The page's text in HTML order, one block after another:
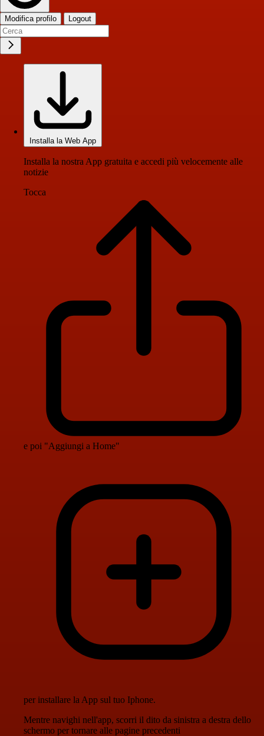
Modifica profilo Logout
Installa la Web App
Installa la nostra App gratuita e accedi più velocemente alle
notizie
Tocca
e poi "Aggiungi a Home"
per installare la App sul tuo Iphone.
Mentre navighi nell'app, scorri il dito da sinistra a destra dello
schermo per tornare alle pagine precedenti